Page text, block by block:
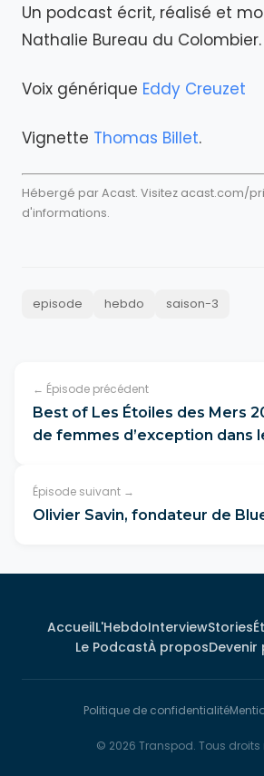
Un podcast écrit, réalisé et
Nathalie Bureau du Colombier.
Voix générique Eddy Creuzet
Vignette Thomas Billet.
Hébergé par Acast. Visitez acast.com/
d'informations.
episode hebdo saison-3
← Épisode précédent
Best of Les Étoiles des Mers
de femmes d’exception dans
Épisode suivant →
Olivier Savin, fondateur de
AccueilL'HebdoInterviewStories
Le PodcastÀ propos
Politique de confidentialité
© 2026 Transpod. Tous droits